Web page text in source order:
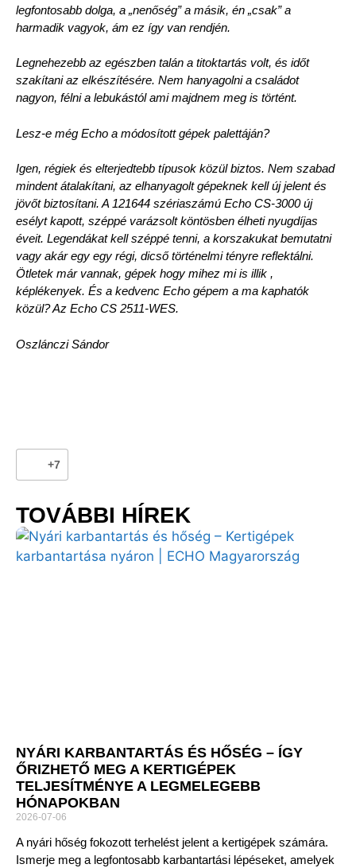
legfontosabb dolga, a „nenőség” a másik, én „csak” a
harmadik vagyok, ám ez így van rendjén.
Legnehezebb az egészben talán a titoktartás volt, és időt
szakítani az elkészítésére. Nem hanyagolni a családot
nagyon, félni a lebukástól ami majdnem meg is történt.
Lesz-e még Echo a módosított gépek palettáján?
Igen, régiek és elterjedtebb típusok közül biztos. Nem szabad
mindent átalakítani, az elhanyagolt gépeknek kell új jelent és
jövőt biztosítani. A 121644 szériaszámú Echo CS-3000 új
esélyt kapott, széppé varázsolt köntösben élheti nyugdíjas
éveit. Legendákat kell széppé tenni, a korszakukat bemutatni
vagy akár egy egy régi, dicső történelmi tényre reflektálni.
Ötletek már vannak, gépek hogy mihez mi is illik ,
képlékenyek. És a kedvenc Echo gépem a ma kaphatók
közül? Az Echo CS 2511-WES.
Oszlánczi Sándor
+7
TOVÁBBI HÍREK
NYÁRI KARBANTARTÁS ÉS HŐSÉG – ÍGY
ŐRIZHETŐ MEG A KERTIGÉPEK
TELJESÍTMÉNYE A LEGMELEGEBB
HÓNAPOKBAN
2026-07-06
A nyári hőség fokozott terhelést jelent a kertigépek számára.
Ismerje meg a legfontosabb karbantartási lépéseket, amelyek